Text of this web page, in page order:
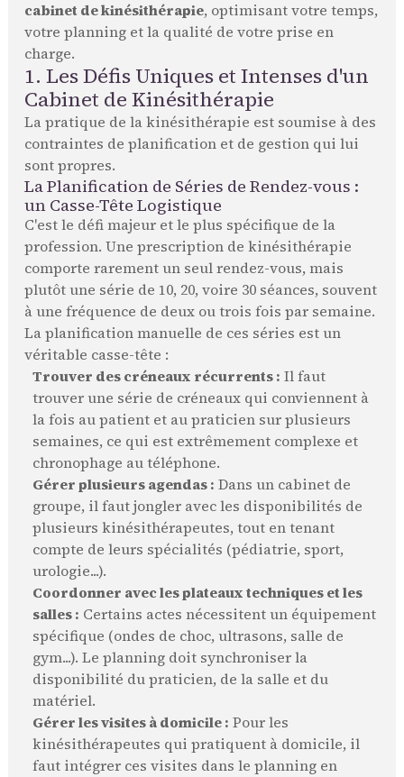
cabinet de kinésithérapie, optimisant votre temps,
votre planning et la qualité de votre prise en
charge.
1. Les Défis Uniques et Intenses d'un
Cabinet de Kinésithérapie
La pratique de la kinésithérapie est soumise à des
contraintes de planification et de gestion qui lui
sont propres.
La Planification de Séries de Rendez-vous :
un Casse-Tête Logistique
C'est le défi majeur et le plus spécifique de la
profession. Une prescription de kinésithérapie
comporte rarement un seul rendez-vous, mais
plutôt une série de 10, 20, voire 30 séances, souvent
à une fréquence de deux ou trois fois par semaine.
La planification manuelle de ces séries est un
véritable casse-tête :
Trouver des créneaux récurrents : Il faut
trouver une série de créneaux qui conviennent à
la fois au patient et au praticien sur plusieurs
semaines, ce qui est extrêmement complexe et
chronophage au téléphone.
Gérer plusieurs agendas : Dans un cabinet de
groupe, il faut jongler avec les disponibilités de
plusieurs kinésithérapeutes, tout en tenant
compte de leurs spécialités (pédiatrie, sport,
urologie...).
Coordonner avec les plateaux techniques et les
salles : Certains actes nécessitent un équipement
spécifique (ondes de choc, ultrasons, salle de
gym...). Le planning doit synchroniser la
disponibilité du praticien, de la salle et du
matériel.
Gérer les visites à domicile : Pour les
kinésithérapeutes qui pratiquent à domicile, il
faut intégrer ces visites dans le planning en